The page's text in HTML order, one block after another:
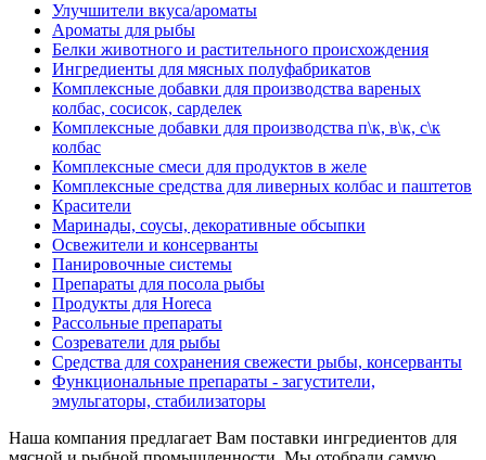
Улучшители вкуса/ароматы
Ароматы для рыбы
Белки животного и растительного происхождения
Ингредиенты для мясных полуфабрикатов
Комплексные добавки для производства вареных
колбас, сосисок, сарделек
Комплексные добавки для производства п\к, в\к, с\к
колбас
Комплексные смеси для продуктов в желе
Комплексные средства для ливерных колбас и паштетов
Красители
Маринады, соусы, декоративные обсыпки
Освежители и консерванты
Панировочные системы
Препараты для посола рыбы
Продукты для Horeca
Рассольные препараты
Созреватели для рыбы
Средства для сохранения свежести рыбы, консерванты
Функциональные препараты - загустители,
эмульгаторы, стабилизаторы
Наша компания предлагает Вам поставки ингредиентов для